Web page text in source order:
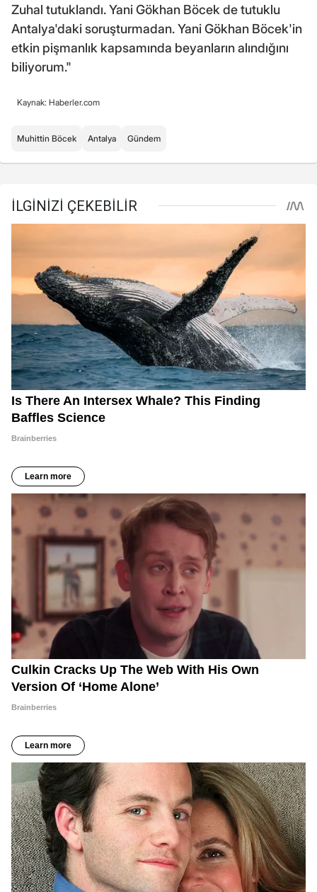
Zuhal tutuklandı. Yani Gökhan Böcek de tutuklu
Antalya'daki soruşturmadan. Yani Gökhan Böcek'in
etkin pişmanlık kapsamında beyanların alındığını
biliyorum."
Kaynak: Haberler.com
Muhittin Böcek Antalya Gündem